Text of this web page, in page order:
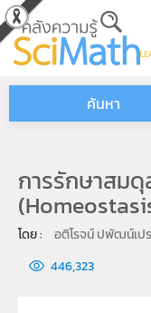
Skip to main
ค้นหา
การรักษาสม
โดย : อติโรจน์ ปพัฒน์เป
446,323